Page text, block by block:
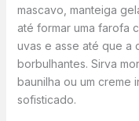
mascavo, manteiga
até formar uma farofa
uvas e asse até que a
borbulhantes. Sirva
baunilha ou um creme
sofisticado.